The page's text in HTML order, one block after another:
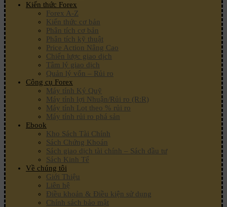
Kiến thức Forex
Forex A-Z
Kiến thức cơ bản
Phân tích cơ bản
Phân tích kỹ thuật
Price Action Nâng Cao
Chiến lược giao dịch
Tâm lý giao dịch
Quản lý vốn – Rủi ro
Công cụ Forex
Máy tính Ký Quỹ
Máy tính lợi Nhuận/Rủi ro (R:R)
Máy tính Lot theo % rủi ro
Máy tính rủi ro phá sản
Ebook
Kho Sách Tài Chính
Sách Chứng Khoán
Sách giao dịch tài chính – Sách đầu tư
Sách Kinh Tế
Về chúng tôi
Giới Thiệu
Liên hệ
Điều khoản & Điều kiện sử dụng
Chính sách bảo mật